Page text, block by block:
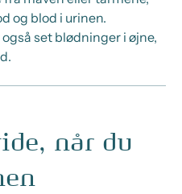
og blod i urinen.
set blødninger i øjne,
når du